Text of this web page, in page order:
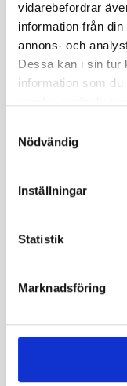
vidarebefordrar
information från
annons- och
Dessa kan i sin tur
information som
Nödvändig
Inställningar
Statistik
Marknadsföring
Directions
Krutfjellsvägen
Norway, after
the trail starts up
−